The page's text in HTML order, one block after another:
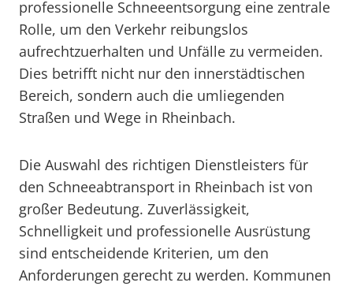
professionelle Schneeentsorgung eine zentrale
Rolle, um den Verkehr reibungslos
aufrechtzuerhalten und Unfälle zu vermeiden.
Dies betrifft nicht nur den innerstädtischen
Bereich, sondern auch die umliegenden
Straßen und Wege in Rheinbach.
Die Auswahl des richtigen Dienstleisters für
den Schneeabtransport in Rheinbach ist von
großer Bedeutung. Zuverlässigkeit,
Schnelligkeit und professionelle Ausrüstung
sind entscheidende Kriterien, um den
Anforderungen gerecht zu werden. Kommunen